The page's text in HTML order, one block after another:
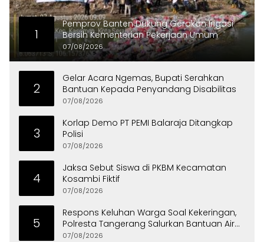
1
Pemprov Banten Dukung Gerakan Irigasi
Bersih Kementerian Pekerjaan Umum
07/08/2026
2
Gelar Acara Ngemas, Bupati Serahkan
Bantuan Kepada Penyandang Disabilitas
07/08/2026
3
Korlap Demo PT PEMI Balaraja Ditangkap
Polisi
07/08/2026
4
Jaksa Sebut Siswa di PKBM Kecamatan
Kosambi Fiktif
07/08/2026
5
Respons Keluhan Warga Soal Kekeringan,
Polresta Tangerang Salurkan Bantuan Air
Bersih ke Panongan
07/08/2026